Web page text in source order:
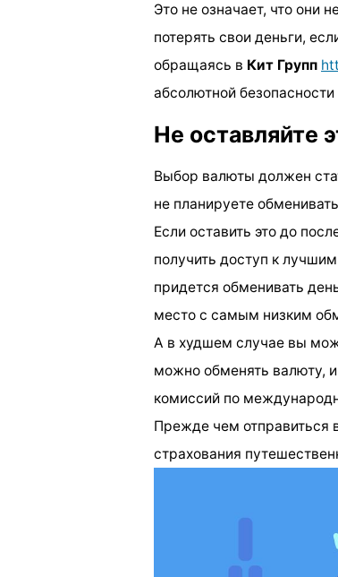
Это не означает, что они
потерять свои деньги,
обращаясь в Кит Групп
абсолютной
Не оставляйте
Выбор валюты должен
не планируете
Если оставить это до
получить доступ к
придется обменивать
место с самым низким
А в худшем случае вы
можно обменять валюту,
комиссий по
Прежде чем отправиться
страхования